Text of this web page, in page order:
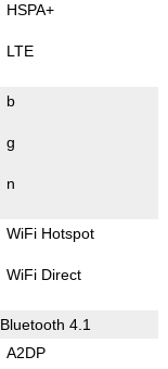
HSPA+
LTE
b
g
n
WiFi Hotspot
WiFi Direct
Bluetooth 4.1
A2DP